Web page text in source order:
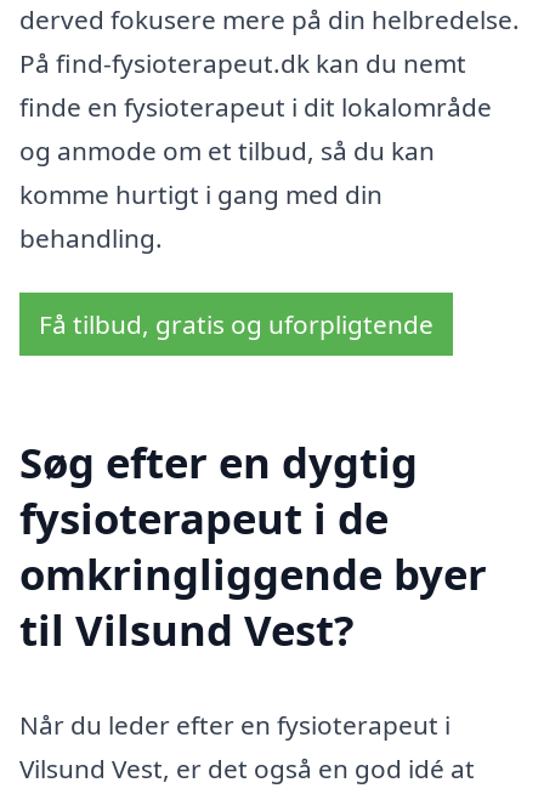
derved fokusere mere på din helbredelse.
På find-fysioterapeut.dk kan du nemt
finde en fysioterapeut i dit lokalområde
og anmode om et tilbud, så du kan
komme hurtigt i gang med din
behandling.
Få tilbud, gratis og uforpligtende
Søg efter en dygtig
fysioterapeut i de
omkringliggende byer
til Vilsund Vest?
Når du leder efter en fysioterapeut i
Vilsund Vest, er det også en god idé at